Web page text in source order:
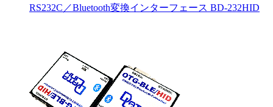
RS232C／Bluetooth変換インターフェース BD-232HID